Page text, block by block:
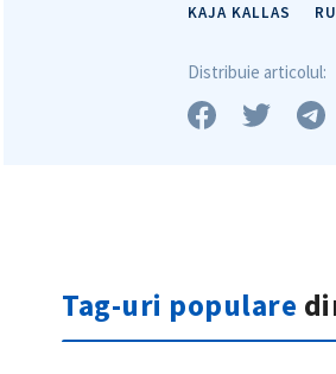
KAJA KALLAS
Distribuie articolul:
Tag-uri populare